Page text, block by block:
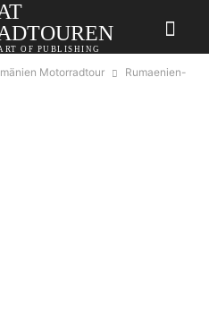
OF PUBLISHING
Motorradtour
Rumaenien-